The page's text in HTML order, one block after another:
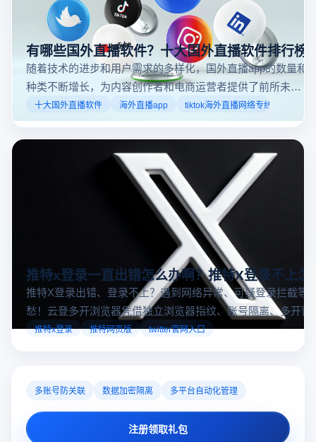
有哪些国外直播软件？十大国外直播软件排行榜
随着技术的进步和用户需求的多样化，国外直播app的数量和
种类不断增长，为内容创作者和电商运营者提供了前所未有
的机遇。如果你是一个跨境电商从业者，想要了解2025年十
大国外直播软件排行榜，那么你来对地方了！接下来跟着云
登多开浏览器一起来了解海外直播平台哪些最受欢迎。
十大国外直播软件 海外直播app tiktok海外直播网络专线
推特x登录一直出错怎么办啊？推特X登录不上怎
推特X登录出错、登录不上？遇到网络异常、可疑登录拦截等
愁！云登多开浏览器凭借独立浏览器指纹、账号隔离、多开窗
对性解决登录难题，让推特X登录更稳定安全～
推特x登录 推特网页版 twitter官网入口
多账号防关联 数据加密隔离 多平台自动化管理
注册领取礼包